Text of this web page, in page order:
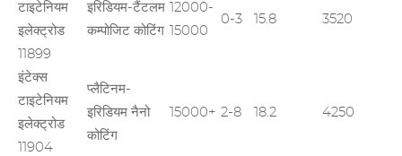
टाइटेनियम
इलेक्ट्रोड
11899
इरिडियम-टैंटलम
कम्पोजिट कोटिंग
12000-
15000
0-3 15.8 3520
इंटेक्स
टाइटेनियम
इलेक्ट्रोड
11904
प्लैटिनम-
इरिडियम नैनो
कोटिंग
15000+ 2-8 18.2 4250